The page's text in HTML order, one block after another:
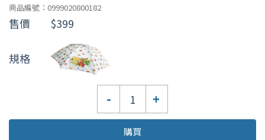
商品編號：0999020800182
售價 $399
規格
- +
購買